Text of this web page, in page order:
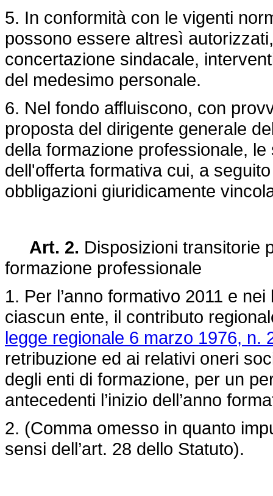
5. In conformità con le vigenti
possono essere altresì
concertazione sindacale,
del medesimo personale.
6. Nel fondo affluiscono, con
proposta del dirigente generale
della formazione professionale,
dell'offerta formativa cui, a
obbligazioni giuridicamente
Art. 2. Disposizioni transitorie
formazione professionale
1. Per l’anno formativo 2011 e
ciascun ente, il contributo
legge regionale 6 marzo 1976, n.
retribuzione ed ai relativi oneri
degli enti di formazione, per un
antecedenti l’inizio dell’anno
2. (Comma omesso in quanto
sensi dell’art. 28 dello Statuto).